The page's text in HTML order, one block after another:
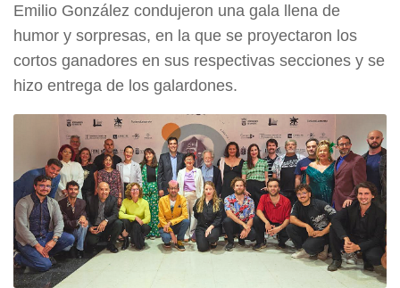
Emilio González condujeron una gala llena de
humor y sorpresas, en la que se proyectaron los
cortos ganadores en sus respectivas secciones y se
hizo entrega de los galardones.